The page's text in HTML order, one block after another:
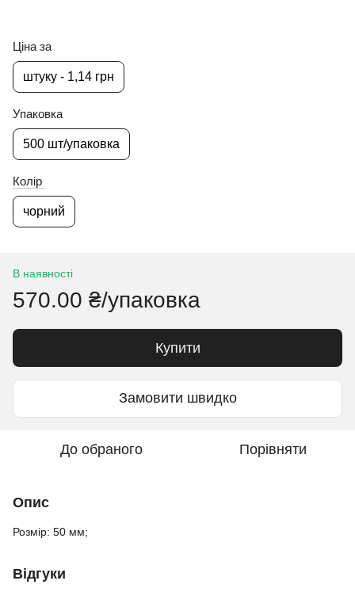
Ціна за
штуку - 1,14 грн
Упаковка
500 шт/упаковка
Колір
чорний
В наявності
570.00 ₴/упаковка
Купити
Замовити швидко
До обраного Порівняти
Опис
Розмір: 50 мм;
Відгуки